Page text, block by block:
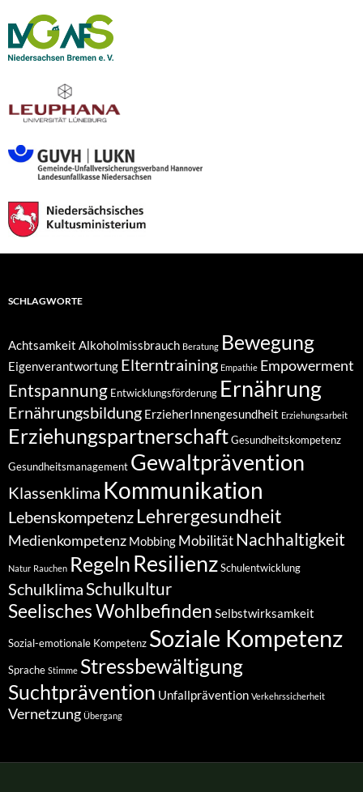
SCHLAGWORTE
Achtsamkeit Alkoholmissbrauch Beratung Bewegung
Eigenverantwortung Elterntraining Empathie Empowerment
Entspannung Entwicklungsförderung Ernährung
Ernährungsbildung ErzieherInnengesundheit Erziehungsarbeit
ErziehungspartnerschaftGesundheitskompetenz
Gesundheitsmanagement Gewaltprävention
Klassenklima Kommunikation
Lebenskompetenz Lehrergesundheit
Medienkompetenz Mobbing MobilitätNachhaltigkeit
Natur Rauchen Regeln ResilienzSchulentwicklung
Schulklima Schulkultur
Seelisches Wohlbefinden Selbstwirksamkeit
Sozial-emotionale Kompetenz Soziale Kompetenz
Sprache Stimme Stressbewältigung
Suchtprävention Unfallprävention Verkehrssicherheit
Vernetzung Übergang